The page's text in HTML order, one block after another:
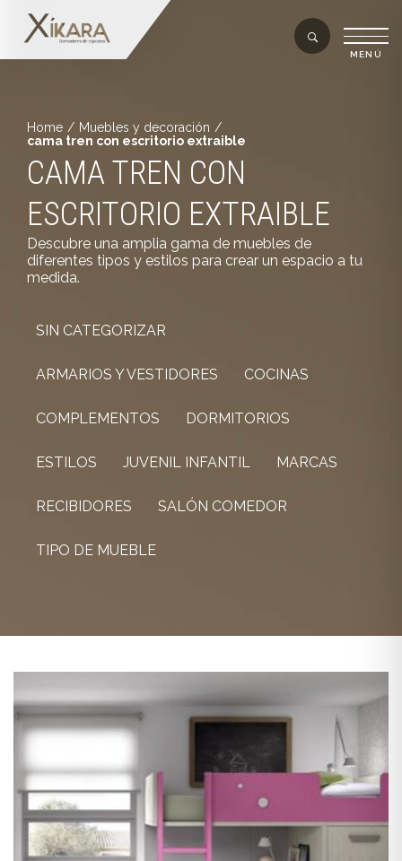
Home / Muebles y decoración /
cama tren con escritorio extraible
CAMA TREN CON
ESCRITORIO EXTRAIBLE
Descubre una amplia gama de muebles de
diferentes tipos y estilos para crear un espacio a tu
medida.
SIN CATEGORIZAR
ARMARIOS Y VESTIDORES COCINAS
COMPLEMENTOS DORMITORIOS
ESTILOS JUVENIL INFANTIL MARCAS
RECIBIDORES SALÓN COMEDOR
TIPO DE MUEBLE